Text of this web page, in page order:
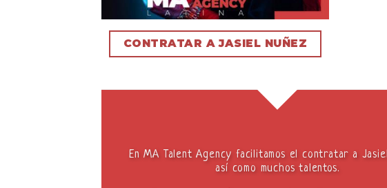
CONTRATAR A JASIEL NUÑEZ
En MA Talent Agency facilitamos el contratar a
así como muchos talentos.